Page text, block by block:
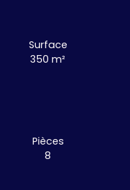
Surface
350 m²
Pièces
8